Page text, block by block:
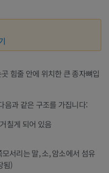
힘줄 안에 위치한 큰 종자뼈입
음과 같은 구조를 가집니다:
칠게 되어 있음
서리는 말, 소, 암소에서 섬유
됨)